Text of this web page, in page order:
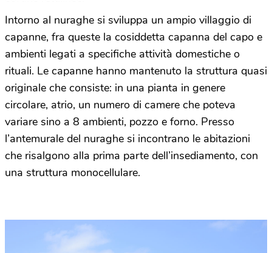
Intorno al nuraghe si sviluppa un ampio villaggio di
capanne, fra queste la cosiddetta capanna del capo e
ambienti legati a specifiche attività domestiche o
rituali. Le capanne hanno mantenuto la struttura quasi
originale che consiste: in una pianta in genere
circolare, atrio, un numero di camere che poteva
variare sino a 8 ambienti, pozzo e forno. Presso
l’antemurale del nuraghe si incontrano le abitazioni
che risalgono alla prima parte dell’insediamento, con
una struttura monocellulare.